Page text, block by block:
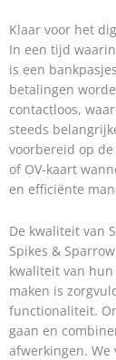
Klaar voor het
In een tijd
is een
betalingen
contactloos,
steeds
voorbereid op
of OV-kaart
en efficiënte
De kwaliteit van
Spikes &
kwaliteit van
maken is
functionaliteit.
gaan en
afwerkingen.